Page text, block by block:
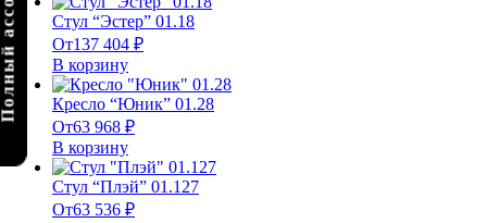
Стул “Эстер” 01.18
От137 404 ₽
В корзину
Кресло “Юник” 01.28
От63 968 ₽
В корзину
Стул “Плэй” 01.127
От63 536 ₽